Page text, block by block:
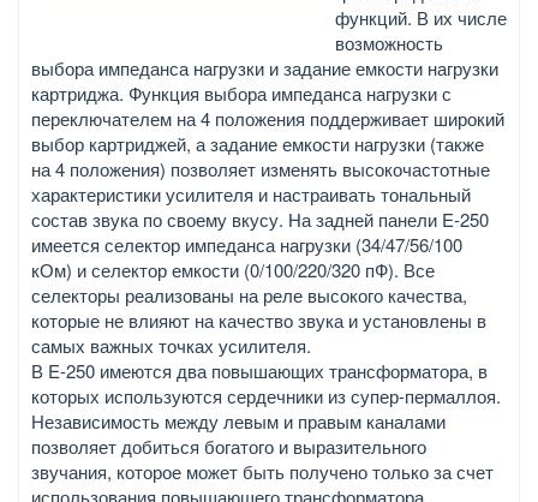
функций. В их числе
возможность
выбора импеданса нагрузки и задание емкости нагрузки
картриджа. Функция выбора импеданса нагрузки с
переключателем на 4 положения поддерживает широкий
выбор картриджей, а задание емкости нагрузки (также
на 4 положения) позволяет изменять высокочастотные
характеристики усилителя и настраивать тональный
состав звука по своему вкусу. На задней панели E-250
имеется селектор импеданса нагрузки (34/47/56/100
кОм) и селектор емкости (0/100/220/320 пФ). Все
селекторы реализованы на реле высокого качества,
которые не влияют на качество звука и установлены в
самых важных точках усилителя.
В E-250 имеются два повышающих трансформатора, в
которых используются сердечники из супер-пермаллоя.
Независимость между левым и правым каналами
позволяет добиться богатого и выразительного
звучания, которое может быть получено только за счет
использования повышающего трансформатора.